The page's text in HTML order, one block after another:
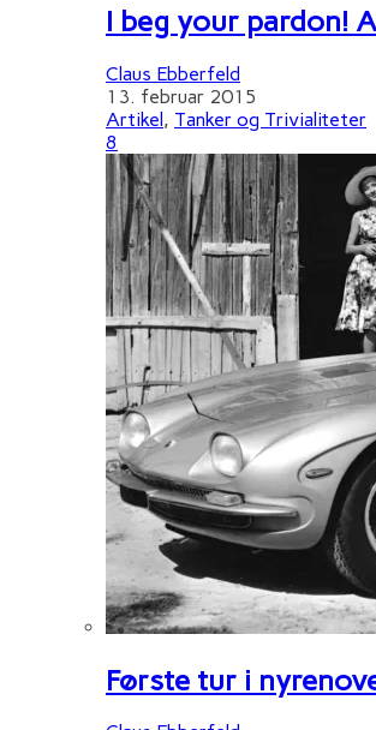
I beg your pardon!
Claus Ebberfeld
13. februar 2015
Artikel, Tanker og Trivialiteter
8
Første tur i